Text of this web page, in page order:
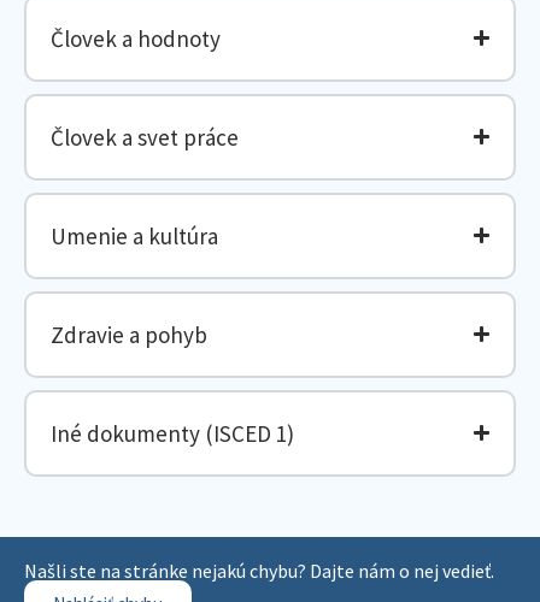
Človek a hodnoty
Človek a svet práce
Umenie a kultúra
Zdravie a pohyb
Iné dokumenty (ISCED 1)
Našli ste na stránke nejakú chybu? Dajte nám o nej vedieť.